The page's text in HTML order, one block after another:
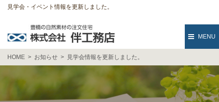
見学会・イベント情報を更新しました。
MENU
HOME お知らせ 見学会情報を更新しました。